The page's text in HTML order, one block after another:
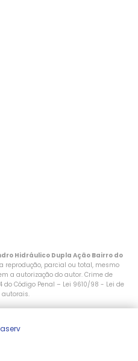
Hidráulico Dupla Ação Bairro do
reprodução, parcial ou total, mesmo
a autorização do autor. Crime de
do Código Penal – Lei 9610/98 - Lei de
autorais.